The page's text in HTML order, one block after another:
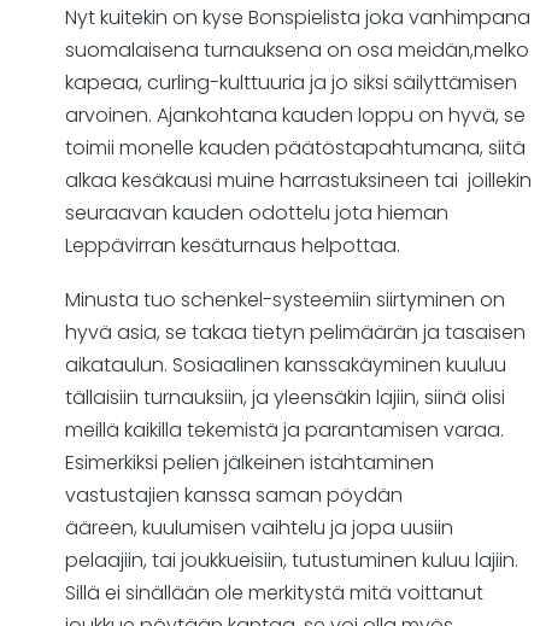
Nyt kuitekin on kyse Bonspielista joka vanhimpana
suomalaisena turnauksena on osa meidän,melko
kapeaa, curling-kulttuuria ja jo siksi säilyttämisen
arvoinen. Ajankohtana kauden loppu on hyvä, se
toimii monelle kauden päätöstapahtumana, siitä
alkaa kesäkausi muine harrastuksineen tai joillekin
seuraavan kauden odottelu jota hieman
Leppävirran kesäturnaus helpottaa.
Minusta tuo schenkel-systeemiin siirtyminen on
hyvä asia, se takaa tietyn pelimäärän ja tasaisen
aikataulun. Sosiaalinen kanssakäyminen kuuluu
tällaisiin turnauksiin, ja yleensäkin lajiin, siinä olisi
meillä kaikilla tekemistä ja parantamisen varaa.
Esimerkiksi pelien jälkeinen istahtaminen
vastustajien kanssa saman pöydän
ääreen, kuulumisen vaihtelu ja jopa uusiin
pelaajiin, tai joukkueisiin, tutustuminen kuluu lajiin.
Sillä ei sinällään ole merkitystä mitä voittanut